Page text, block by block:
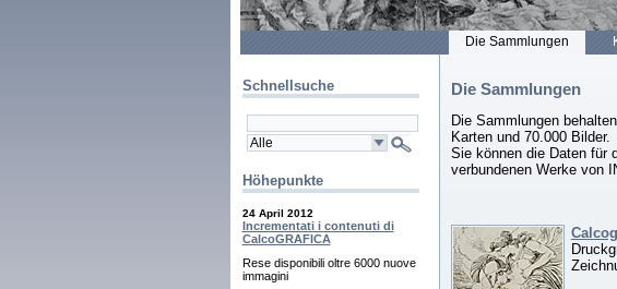
Die Sammlungen
Schnellsuche
Höhepunkte
24 April 2012
Incrementati i contenuti di
CalcoGRAFICA
Rese disponibili oltre 6000 nuove
immagini
Die Sammlungen
Die Sammlungen
Karten und 70.000 Bilder.
Sie können die Daten für
verbundenen Werke von